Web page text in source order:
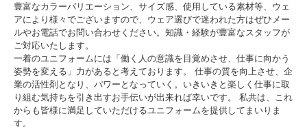
2025/5/23 ミズノの男女兼用前ジップスクラブ白衣。
シワになりにくく、お手入れ簡単。洗濯物も乾きやす
い。
2025/5/22ミズノの男女兼用スクラブ白衣。SSサイズ
から5Lサイズ。繰り返し洗濯しても色落ちしにくい。
2025/5/21 ミズノ女性用ファスナースクラブ白衣。ホ
ワイトカラーをベースに衿元や袖の配色でスポーティ
な印象に。
2025/5/20 ミズノ男女兼用スクラブ白衣。高い通気性
と柔らかい肌触りで着心地がよく動きやすいです。
2025/4/2 オンワード男女兼用スクラブ白衣。なめらか
な肌触りや風合いのよさも加わり、時代が求めるスト
豊富なカラーバリエーション、サイズ感、使用している素材等、ウェ
アにより様々でございますので、ウェア選びで迷われた方はぜひメー
ルやお電話でお問い合わせください。知識・経験が豊富なスタッフが
ご対応いたします。
一着のユニフォームには「働く人の意識を目覚めさせ、仕事に向かう
姿勢を変える」力があると考えております。 仕事の質を向上させ、企
業の活性剤となり、パワーとなっていく。いきいきと楽しく仕事に取
り組む気持ちを引き出すお手伝いが出来れば幸いです。 私共は、これ
からも皆様に満足していただけるユニフォームを提供してまいりま
す。